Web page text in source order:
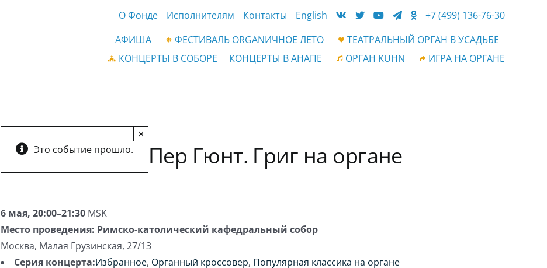
О Фонде Исполнителям Контакты English
+7 (499) 136-76-30
АФИША
ФЕСТИВАЛЬ ORGANИЧНОЕ ЛЕТО
ТЕАТРАЛЬНЫЙ ОРГАН В УСАДЬБЕ
КОНЦЕРТЫ В СОБОРЕ
КОНЦЕРТЫ В АНАПЕ ОРГАН KUHN ИГРА НА ОРГАНЕ
Это событие прошло.
×
Пер Гюнт. Григ на органе
6 мая, 20:00–21:30 MSK
Место проведения: Римско-католический кафедральный собор
Москва, Малая Грузинская, 27/13
Серия концерта:Избранное, Органный кроссовер, Популярная классика на органе